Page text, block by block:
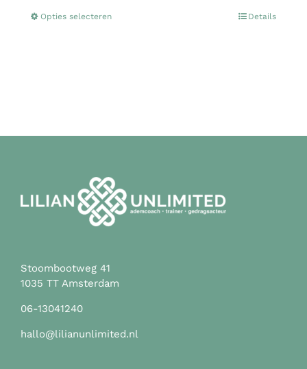
5.00uit 5
Opties selecterenDit
gekozen
de
productpagina
Details
Stoombootweg 41
1035 TT Amsterdam
06-13041240
hallo@lilianunlimited.nl